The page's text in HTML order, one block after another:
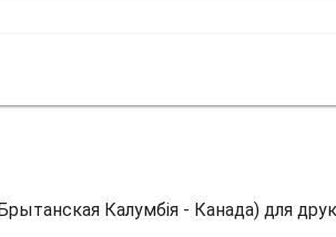
Калумбія - Канада) для